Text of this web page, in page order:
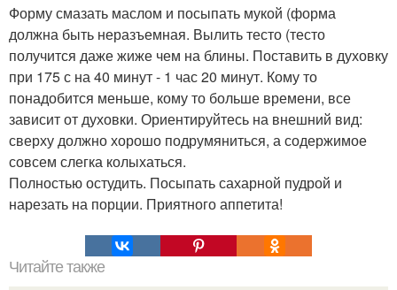
Форму смазать маслом и посыпать мукой (форма
должна быть неразъемная. Вылить тесто (тесто
получится даже жиже чем на блины. Поставить в духовку
при 175 с на 40 минут - 1 час 20 минут. Кому то
понадобится меньше, кому то больше времени, все
зависит от духовки. Ориентируйтесь на внешний вид:
сверху должно хорошо подрумяниться, а содержимое
совсем слегка колыхаться.
Полностью остудить. Посыпать сахарной пудрой и
нарезать на порции. Приятного аппетита!
Читайте также